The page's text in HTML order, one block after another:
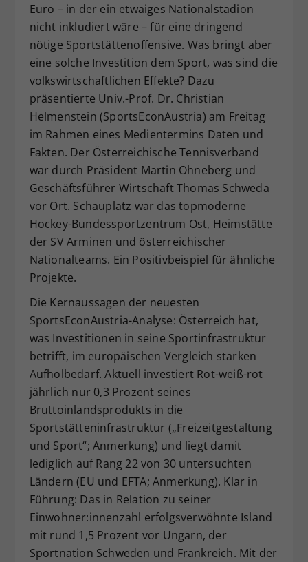
Euro – in der ein etwaiges Nationalstadion
nicht inkludiert wäre – für eine dringend
nötige Sportstättenoffensive. Was bringt aber
eine solche Investition dem Sport, was sind die
volkswirtschaftlichen Effekte? Dazu
präsentierte Univ.-Prof. Dr. Christian
Helmenstein (SportsEconAustria) am Freitag
im Rahmen eines Medientermins Daten und
Fakten. Der Österreichische Tennisverband
war durch Präsident Martin Ohneberg und
Geschäftsführer Wirtschaft Thomas Schweda
vor Ort. Schauplatz war das topmoderne
Hockey-Bundessportzentrum Ost, Heimstätte
der SV Arminen und österreichischer
Nationalteams. Ein Positivbeispiel für ähnliche
Projekte.
Die Kernaussagen der neuesten
SportsEconAustria-Analyse: Österreich hat,
was Investitionen in seine Sportinfrastruktur
betrifft, im europäischen Vergleich starken
Aufholbedarf. Aktuell investiert Rot-weiß-rot
jährlich nur 0,3 Prozent seines
Bruttoinlandsprodukts in die
Sportstätteninfrastruktur („Freizeitgestaltung
und Sport“; Anmerkung) und liegt damit
lediglich auf Rang 22 von 30 untersuchten
Ländern (EU und EFTA; Anmerkung). Klar in
Führung: Das in Relation zu seiner
Einwohner:innenzahl erfolgsverwöhnte Island
mit rund 1,5 Prozent vor Ungarn, der
Sportnation Schweden und Frankreich. Mit der